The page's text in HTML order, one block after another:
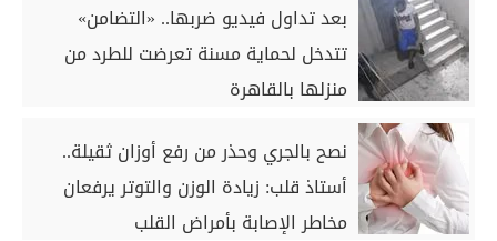
بعد تداول فيديو ضربها.. «التضامن»
تتدخل لحماية مسنة تعرضت للطرد من
منزلها بالقاهرة
نصح بالجري وحذر من رفع أوزان ثقيلة..
أستاذ قلب: زيادة الوزن والتوتر يرفعان
مخاطر الإصابة بأمراض القلب